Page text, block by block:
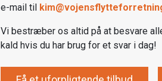
e-mail til
Vi bestræber os altid på at besvare
kald hvis du har brug for et svar i dag!